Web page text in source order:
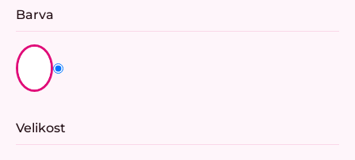
Barva
Velikost